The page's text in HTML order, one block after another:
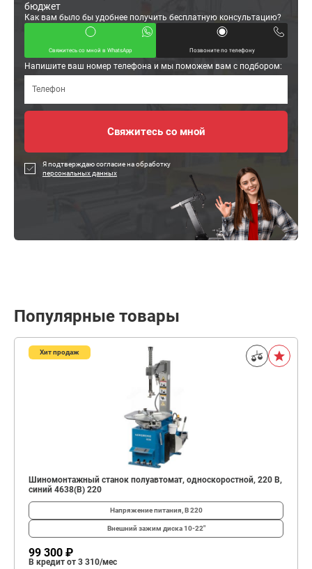
бюджет
Как вам было бы удобнее получить бесплатную консультацию?
Свяжитесь со мной в WhatsApp Позвоните по телефону
Напишите ваш номер телефона и мы поможем вам с подбором:
Я подтверждаю согласие на обработку
персональных данных
Популярные товары
Хит продаж
Шиномонтажный станок полуавтомат, односкоростной, 220 В,
синий 4638(B) 220
Напряжение питания, В220
Внешний зажим диска10-22"
99 300 ₽
В кредит от 3 310/мес